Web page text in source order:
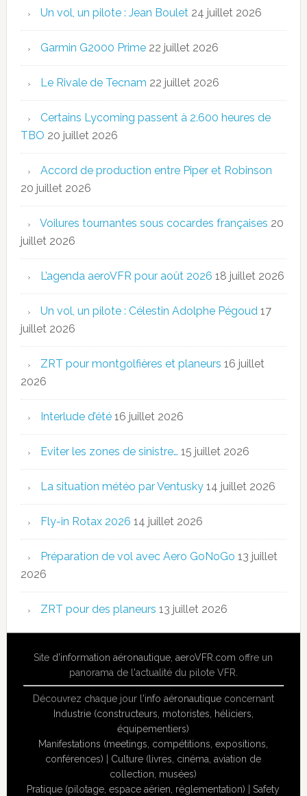
Un vol, un pilote : Jean Boulet 24 juillet 2026
Garmin G2000 Prime 22 juillet 2026
Le Rivale de Tecnam 22 juillet 2026
Certains Lycoming passent à 2.600 heures de
TBO 20 juillet 2026
Accord de production entre Piper et Robinson
20 juillet 2026
Voilures tournantes sous cocardes françaises 20
juillet 2026
L’agenda aeroVFR pour août 2026 18 juillet 2026
Un vol, un pilote : Célestin Adolphe Pégoud 17
juillet 2026
ZRT pour montgolfières et planeurs 16 juillet
2026
Interlude d’été 16 juillet 2026
Eviter les zones de sinistre… 15 juillet 2026
La situation météo par Ventusky 14 juillet 2026
Fly-in Rotax 2026 14 juillet 2026
Préparation de vol avec Aero GoNoGo 13 juillet
2026
ZRT pour des planeurs 13 juillet 2026
Site d'information aéronautique ,aeroVFR.com offre un
panorama de l'actualité du pilote VFR.
Découvrez chaque jour l'info aéronautiqueconcernant
Industrie (constructeurs, motoristes, héliciers,
équipementiers)
Manifestations (meetings, compétitions, expositions,
conférences) | Culture (livres, cinéma, aviation de
collection, musées)
Pratique (pilotage, espace aérien, réglementation) |Safety